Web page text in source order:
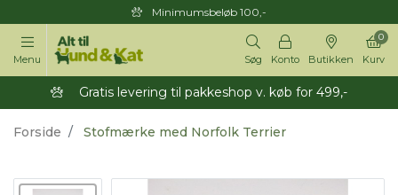
Minimumsbeløb 100,-
Menu Søg Konto Butikken Kurv
0
Gratis levering til pakkeshop v. køb for 499,-
Forside Stofmærke med Norfolk Terrier